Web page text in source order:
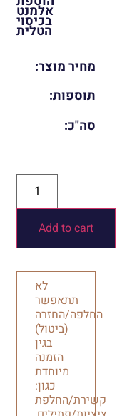
אלמנט
בכיסוי
הטלית
מחיר מוצר:
תוספות:
סה"כ:
Add to cart
לא
תתאפשר
החלפה/החזרה
(ביטול)
בגין
הזמנה
מיוחדת
כגון:
קשירת/החלפת